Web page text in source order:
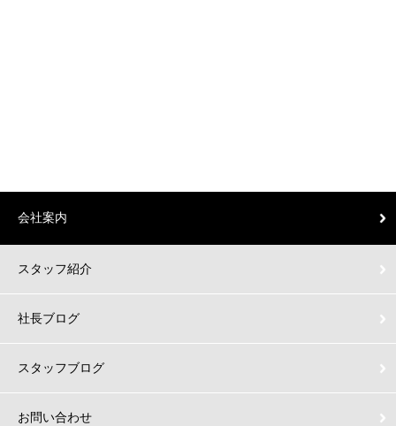
会社案内
スタッフ紹介
社長ブログ
スタッフブログ
お問い合わせ